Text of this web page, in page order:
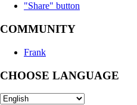
"Share" button
COMMUNITY
Frank
CHOOSE LANGUAGE